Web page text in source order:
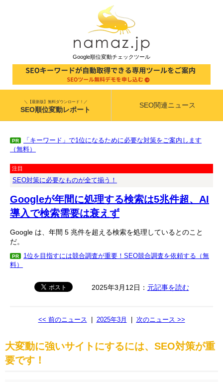
Google順位変動チェックツール
＼【最新版】無料ダウンロード！／
SEO順位変動レポート
SEO関連ニュース
PR
「キーワード」で1位になるために必要な対策をご案内します
（無料）
注目
SEO対策に必要なものが全て揃う！
Googleが年間に処理する検索は5兆件超、AI
導入で検索需要は衰えず
Google は、年間 5 兆件を超える検索を処理しているとのこと
だ。
PR
1位を目指すには競合調査が重要！SEO競合調査を依頼する（無
料）
2025年3月12日： 元記事を読む
<< 前のニュース 2025年3月 次のニュース >>
大変動に強いサイトにするには、SEO対策が重
要です！